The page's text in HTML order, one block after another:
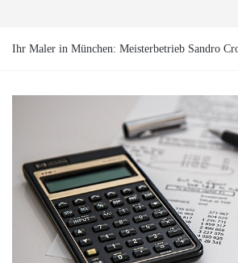
Ihr Maler in München: Meisterbetrieb Sandro